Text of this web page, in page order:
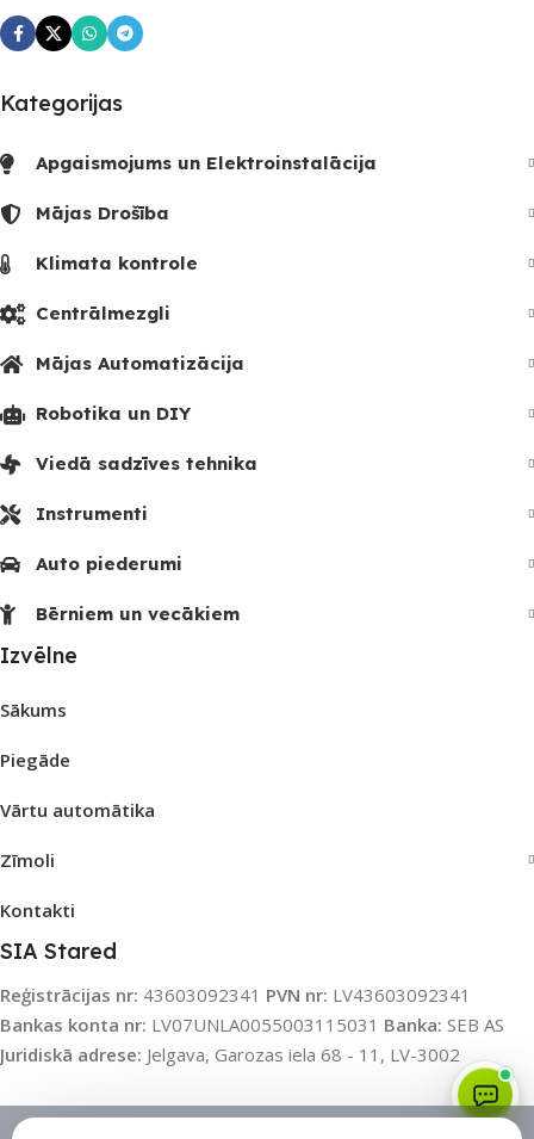
Kategorijas
Apgaismojums un Elektroinstalācija
Mājas Drošība
Klimata kontrole
Centrālmezgli
Mājas Automatizācija
Robotika un DIY
Viedā sadzīves tehnika
Instrumenti
Auto piederumi
Bērniem un vecākiem
Izvēlne
Sākums
Piegāde
Vārtu automātika
Zīmoli
Kontakti
SIA Stared
Reģistrācijas nr: 43603092341 PVN nr: LV43603092341
Bankas konta nr: LV07UNLA0055003115031 Banka: SEB AS
Juridiskā adrese: Jelgava, Garozas iela 68 - 11, LV-3002